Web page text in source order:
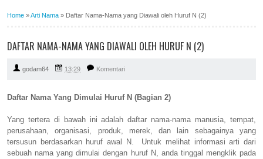
Home »Arti Nama » Daftar Nama-Nama yang Diawali oleh Huruf N (2)
DAFTAR NAMA-NAMA YANG DIAWALI OLEH HURUF N (2)
godam64 13:29 Komentari
Daftar Nama Yang Dimulai Huruf N (Bagian 2)
Yang tertera di bawah ini adalah daftar nama-nama manusia, tempat,
perusahaan, organisasi, produk, merek, dan lain sebagainya yang
tersusun berdasarkan huruf awal N. Untuk melihat informasi arti dari
sebuah nama yang dimulai dengan huruf N, anda tinggal mengklik pada